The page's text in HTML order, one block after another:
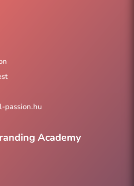
passion.hu
Academy